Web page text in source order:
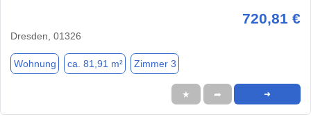
720,81 €
Dresden, 01326
Wohnung ca. 81,91 m² Zimmer 3
★ ➦ ➜